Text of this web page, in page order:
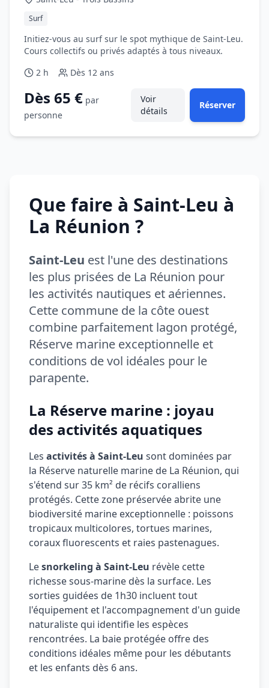
Surf
Initiez-vous au surf sur le spot mythique de Saint-Leu.
Cours collectifs ou privés adaptés à tous niveaux.
2 h
Dès 12 ans
Dès 65 € par
personne
Voir
détails
Réserver
Que faire à Saint-Leu à
La Réunion ?
Saint-Leu est l'une des destinations
les plus prisées de La Réunion pour
les activités nautiques et aériennes.
Cette commune de la côte ouest
combine parfaitement lagon protégé,
Réserve marine exceptionnelle et
conditions de vol idéales pour le
parapente.
La Réserve marine : joyau
des activités aquatiques
Les activités à Saint-Leu sont dominées par
la Réserve naturelle marine de La Réunion, qui
s'étend sur 35 km² de récifs coralliens
protégés. Cette zone préservée abrite une
biodiversité marine exceptionnelle : poissons
tropicaux multicolores, tortues marines,
coraux fluorescents et raies pastenagues.
Lesnorkeling à Saint-Leu révèle cette
richesse sous-marine dès la surface. Les
sorties guidées de 1h30 incluent tout
l'équipement et l'accompagnement d'un guide
naturaliste qui identifie les espèces
rencontrées. La baie protégée offre des
conditions idéales même pour les débutants
et les enfants dès 6 ans.